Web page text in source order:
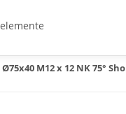
M12 x 12 NK 75°